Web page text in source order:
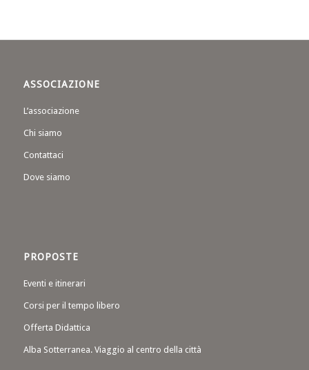
ASSOCIAZIONE
L’associazione
Chi siamo
Contattaci
Dove siamo
PROPOSTE
Eventi e itinerari
Corsi per il tempo libero
Offerta Didattica
Alba Sotterranea. Viaggio al centro della città